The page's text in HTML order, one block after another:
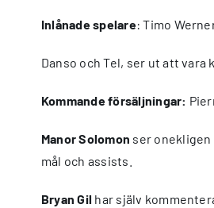
Inlånade spelare: Timo
Danso och Tel, ser ut att
Kommande försäljningar:
Manor Solomon ser
mål och assists.
Bryan Gil har själv